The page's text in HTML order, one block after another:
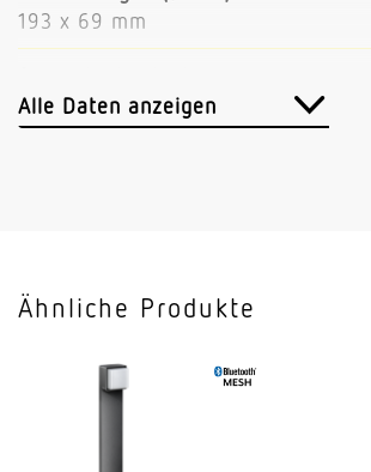
193 x 69 mm
Hochfrequenz
Alle Daten anzeigen
Ähnliche Produkte